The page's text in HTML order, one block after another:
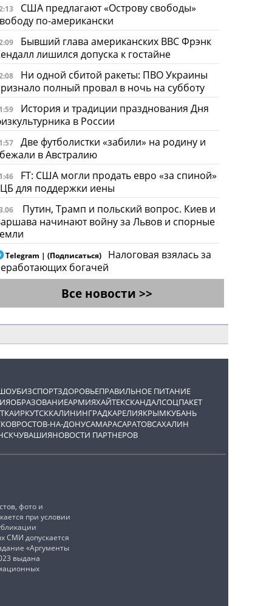
США предлагают «Острову свободы»
по-американски
Бывший глава американских ВВС Фрэнк
лишился допуска к гостайне
Ни одной сбитой ракеты: ПВО Украины
полный провал в ночь на субботу
История и традиции празднования Дня
в России
Две футболистки «забили» на родину и
в Австралию
FT: США могли продать евро «за спиной»
для поддержки иены
Путин, Трамп и польский вопрос. Киев и
начинают войну за Львов и спорные
Telegram | (Подписаться)
Налоговая взялась за
богачей
Все новости >>
СПОРТЗДОРОВЬЕПРАВИЛЬНОЕ ПИТАНИЕ
ОБРАЗОВАНИЕАРМИЯХАЙТЕКСКАНДАЛСОЦПАКЕТ
ИРКУТСККАЛИНИНГРАДКАРЕЛИЯКРЫМКУБАНЬ
РОСТОВ-НА-ДОНУСАМАРАСАРАТОВСАХАЛИН
ЧУВАШИЯНОВОСТИ ПАРТНЕРОВ
фото и
при условии
СМИ допускается
«Аргументы
выдана